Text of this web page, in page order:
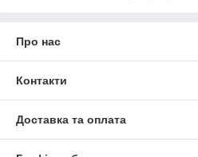
Про нас
Контакти
Доставка та оплата